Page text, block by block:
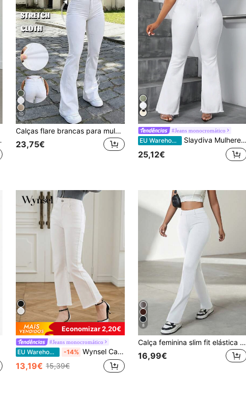
10
Calças flare brancas para mulher estilo Y2K, cor lisa, cintura alta, elásticas, corte slim, estilo elegante casual streetwear, adequadas para férias, estilo boémio, estéticas
23,75€
#Jeans monocromático
EU Warehouse Slaydiva Mulheres Jeans de brim de tamanho grande diários simples de cor sólida Elegantes Calças super compridas em chamas
25,12€
Economizar 2,20€
#Jeans monocromático
EU Warehouse -14% Wynsel Calças de ganga casuais lisas para mulher, corte flare, comprimento cropped, roupa de trabalho para mulher
13,19€ 15,39€
8
Calça feminina slim fit elástica com bolsos, ideal para o dia a dia, na cor branca.
16,99€